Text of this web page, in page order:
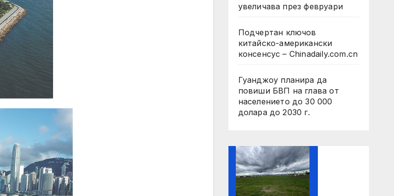
увеличава през февруари
Подчертан ключов
китайско-американски
консенсус – Chinadaily.com.cn
Гуанджоу планира да
повиши БВП на глава от
населението до 30 000
долара до 2030 г.